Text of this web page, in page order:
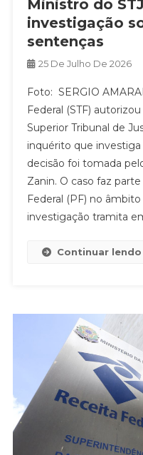
Ministro do
investigação
sentenças
25 De Julho De 2026
Foto: SERGIO
Federal (STF)
Superior Tribunal de
inquérito que
decisão foi tomada
Zanin. O caso faz
Federal (PF) no
investigação tramita
Continuar lendo